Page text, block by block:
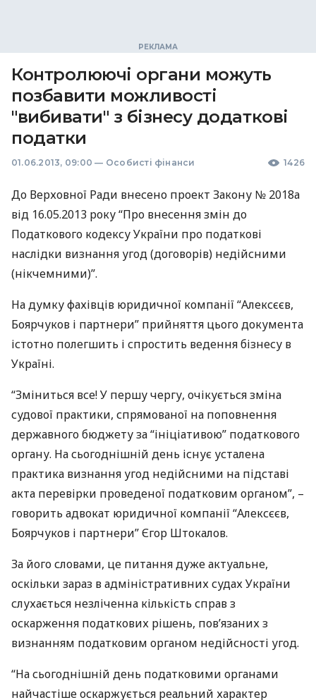
Контролюючі органи можуть
позбавити можливості
"вибивати" з бізнесу додаткові
податки
01.06.2013, 09:00 — Особисті фінанси 1426
До Верховної Ради внесено проект Закону № 2018а
від 16.05.2013 року “Про внесення змін до
Податкового кодексу України про податкові
наслідки визнання угод (договорів) недійсними
(нікчемними)”.
На думку фахівців юридичної компанії “Алексєєв,
Боярчуков і партнери” прийняття цього документа
істотно полегшить і спростить ведення бізнесу в
Україні.
“Зміниться все! У першу чергу, очікується зміна
судової практики, спрямованої на поповнення
державного бюджету за “ініціативою” податкового
органу. На сьогоднішній день існує усталена
практика визнання угод недійсними на підставі
акта перевірки проведеної податковим органом”, –
говорить адвокат юридичної компанії “Алексєєв,
Боярчуков і партнери” Єгор Штокалов.
За його словами, це питання дуже актуальне,
оскільки зараз в адміністративних судах України
слухається незліченна кількість справ з
оскарження податкових рішень, пов’язаних з
визнанням податковим органом недійсності угод.
“На сьогоднішній день податковими органами
найчастіше оскаржується реальний характер